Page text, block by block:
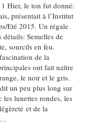
Hier, le ton fut donné:
présentait à l’Institut
Eté 2015. Un régale
Semelles de
sourcils en feu.
de la
ont fait naître
le noir et le gris.
un peu plus long sur
les lunettes rondes, les
et de la